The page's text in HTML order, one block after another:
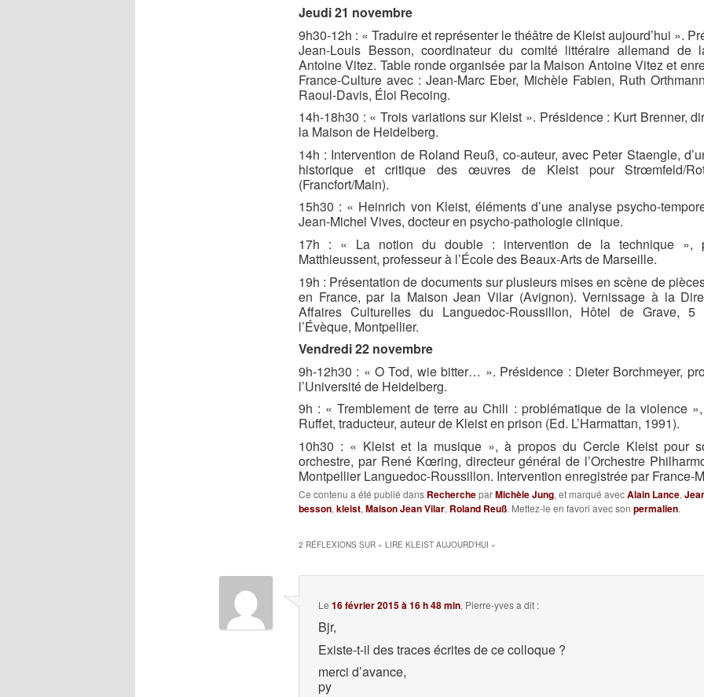
Jeudi 21 novembre
9h30-12h : « Traduire et représenter le théâtre de Kleist aujourd’hui ».
Jean-Louis Besson, coordinateur du comité littéraire allemand de
Antoine Vitez. Table ronde organisée par la Maison Antoine Vitez et
France-Culture avec : Jean-Marc Eber, Michèle Fabien, Ruth
Raoul-Davis, Éloi Recoing.
14h-18h30 : « Trois variations sur Kleist ». Présidence : Kurt Brenner,
la Maison de Heidelberg.
14h : Intervention de Roland Reuß, co-auteur, avec Peter Staengle,
historique et critique des œuvres de Kleist pour Strœmfeld/
(Francfort/Main).
15h30 : « Heinrich von Kleist, éléments d’une analyse psycho-
Jean-Michel Vives, docteur en psycho-pathologie clinique.
17h : « La notion du double : intervention de la technique »,
Matthieussent, professeur à l’École des Beaux-Arts de Marseille.
19h : Présentation de documents sur plusieurs mises en scène de
en France, par la Maison Jean Vilar (Avignon). Vernissage à la
Affaires Culturelles du Languedoc-Roussillon, Hôtel de Grave,
l’Évèque, Montpellier.
Vendredi 22 novembre
9h-12h30 : « O Tod, wie bitter… ». Présidence : Dieter Borchmeyer,
l’Université de Heidelberg.
9h : « Tremblement de terre au Chili : problématique de la violence
Ruffet, traducteur, auteur de Kleist en prison (Ed. L’Harmattan, 1991).
10h30 : « Kleist et la musique », à propos du Cercle Kleist pour
orchestre, par René Kœring, directeur général de l’Orchestre
Montpellier Languedoc-Roussillon. Intervention enregistrée par France-
Ce contenu a été publié dans RechercheparMichèle Jung, et marqué avecAlain Lance,
besson, kleist, Maison Jean Vilar, Roland Reuß. Mettez-le en favori avec son permalien.
2 RÉFLEXIONS SUR « LIRE KLEIST AUJOURD’HUI »
Le16 février 2015 à 16 h 48 min, Pierre-yvesa dit :
Bjr,
Existe-t-il des traces écrites de ce colloque ?
merci d’avance,
py